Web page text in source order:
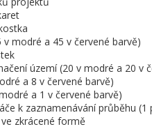
modré a 45 v červené barvě)
území (20 v modré a 20 v
a 8 v červené barvě)
a 1 v červené barvě)
k zaznamenávání průběhu
zkrácené formě